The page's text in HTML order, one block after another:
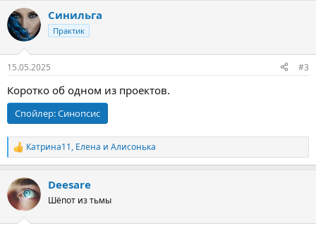
к
ц
и
Синильга
Практик
15.05.2025 #3
Коротко об одном из проектов.
Спойлер:Синопсис
Р
е
к
ц
и
Катрина11, Елена и Алисонька
Deesare
Шёпот из тьмы